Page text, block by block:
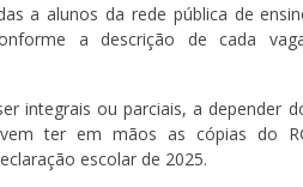
a alunos da rede pública de
a descrição de cada
integrais ou parciais, a depender
ter em mãos as cópias do
escolar de 2025.